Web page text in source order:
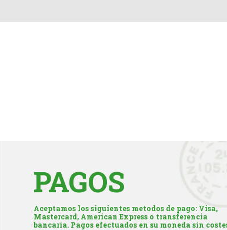
PAGOS
Aceptamos los siguientes metodos de pago: Visa,
Mastercard, American Express o transferencia
bancaria. Pagos efectuados en su moneda sin